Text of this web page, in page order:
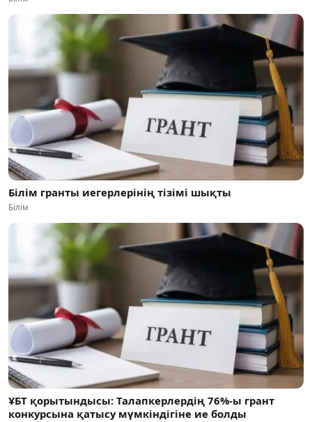
Білім гранты иегерлерінің тізімі шықты
Білім
ҰБТ қорытындысы: Талапкерлердің 76%-ы грант
конкурсына қатысу мүмкіндігіне ие болды